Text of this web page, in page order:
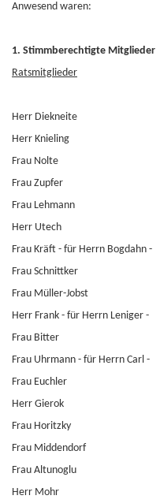
Anwesend waren:
1. Stimmberechtigte Mitglieder
Ratsmitglieder
Herr Diekneite
Herr Knieling
Frau Nolte
Frau Zupfer
Frau Lehmann
Herr Utech
Frau Kräft - für Herrn Bogdahn -
Frau Schnittker
Frau Müller-Jobst
Herr Frank - für Herrn Leniger -
Frau Bitter
Frau Uhrmann - für Herrn Carl -
Frau Euchler
Herr Gierok
Frau Horitzky
Frau Middendorf
Frau Altunoglu
Herr Mohr